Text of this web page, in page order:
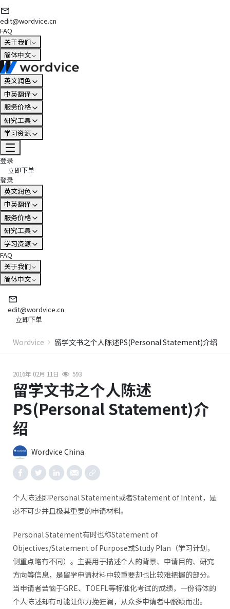
edit@wordvice.cn
FAQ
关于我们
简体中文
英文润色
中英翻译
服务价格
研究工具
学习资源
登录
立即下单
登录
英文润色
中英翻译
服务价格
研究工具
学习资源
FAQ
关于我们
简体中文
edit@wordvice.cn
立即下单
Wordvice 留学文书之个人陈述PS(Personal Statement)介绍
2016年 02月 11日 593
留学文书之个人陈述
PS(Personal Statement)介
绍
Wordvice China
个人陈述即Personal Statement或者Statement of Intent，是
必不可少并且极其重要的申请材料。
Personal Statement有时也称Statement of
Objectives/Statement of Purpose或Study Plan（学习计划，
侧重点略有不同）。主要用于描述个人的背景、申请目的、研究
方向等信息，是留学申请材料中较重要却也比较难把握的部分。
当申请者苦恼于GRE、TOEFL等标准化考试的成绩，一份得体的
个人陈述却有可能让你力挽狂澜，从众多申请者中脱颖而出。